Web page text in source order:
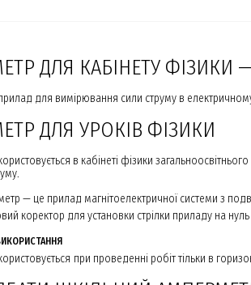
ДЛЯ КАБІНЕТУ
для вимірювання сили струму в
ДЛЯ УРОКІВ ФІЗИКИ
в кабінеті фізики
— це прилад магнітоелектричної системи з
коректор для установки стрілки приладу на
при проведенні робіт тільки в